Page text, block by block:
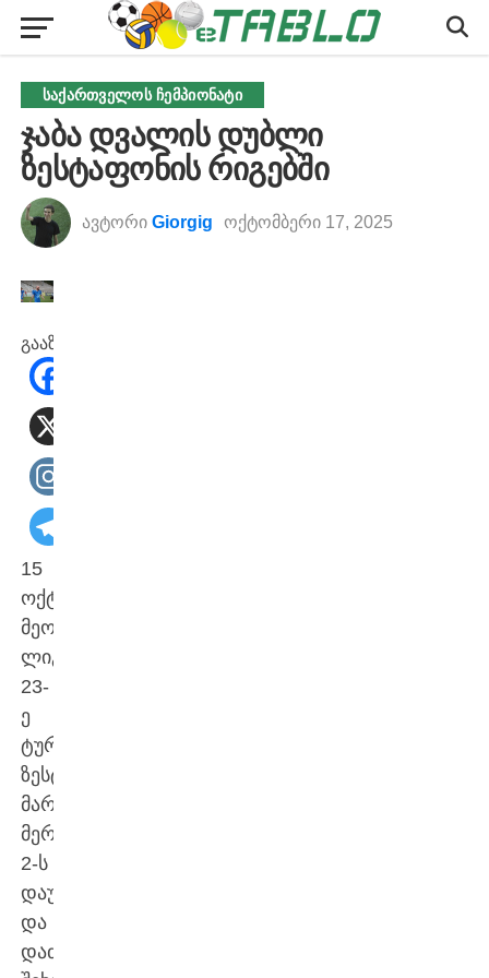
ᲡᲐᲥᲐᲠᲗᲕᲔᲚᲝᲡ ᲩᲔᲛᲞᲘᲝᲜᲐᲢᲘ
ჯაბა დვალის დუბლი
ზესტაფონის რიგებში
ავტორი Giorgig ოქტომბერი 17, 2025
გააზიარეთ
15
ოქტომბერს,
მეოთხე
ლიგის
23-
ე
ტურში
ზესტაფონი
მარტვილის
მერანი
2-ს
დაუპირისპირდა
და
დაძაბულ